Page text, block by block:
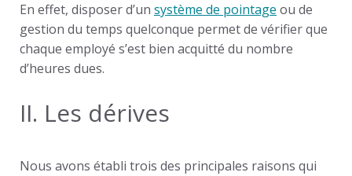
En effet, disposer d’un système de pointage ou de
gestion du temps quelconque permet de vérifier que
chaque employé s’est bien acquitté du nombre
d’heures dues.
II. Les dérives
Nous avons établi trois des principales raisons qui